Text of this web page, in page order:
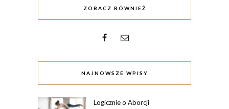
ZOBACZ RÓWNIEŻ
NAJNOWSZE WPISY
Logicznie o Aborcji